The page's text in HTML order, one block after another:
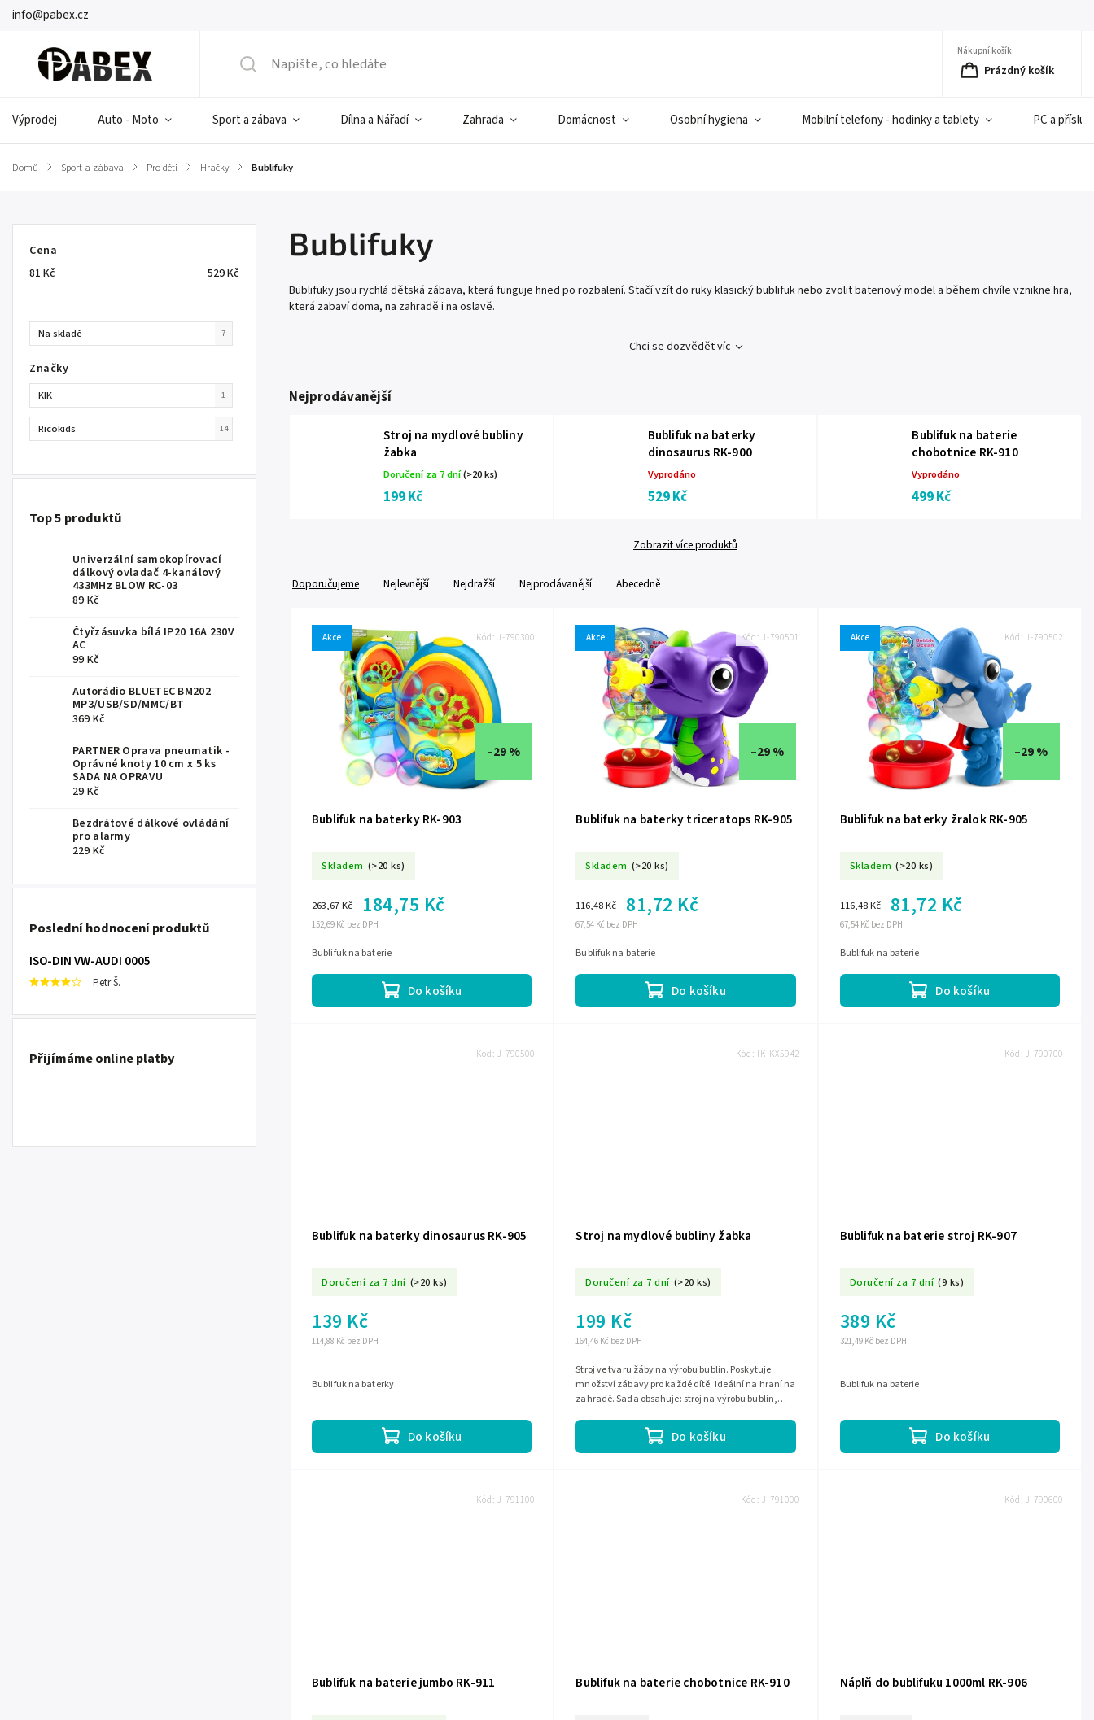
info@pabex.cz
Nákupní košík
Prázdný košík
Výprodej Auto - Moto Sport a zábava Dílna a Nářadí Zahrada Domácnost Osobní hygiena Mobilní telefony - hodinky a tablety PC a
Domů / Sport a zábava / Pro děti / Hračky / Bublifuky
Cena
81 Kč 529Kč
Na skladě 7
Značky
KIK 1
Ricokids 14
Top 5 produktů
Univerzální samokopírovací
dálkový ovladač 4-kanálový
433MHz BLOW RC-03
89 Kč
Čtyřzásuvka bílá IP20 16A 230V
AC
99 Kč
Autorádio BLUETEC BM202
MP3/USB/SD/MMC/BT
369 Kč
PARTNER Oprava pneumatik -
Oprávné knoty 10 cm x 5 ks
SADA NA OPRAVU
29 Kč
Bezdrátové dálkové ovládání
pro alarmy
229 Kč
Poslední hodnocení produktů
ISO-DIN VW-AUDI 0005
Petr Š.
Přijímáme online platby
Bublifuky
Bublifuky jsou rychlá dětská zábava, která funguje hned po rozbalení. Stačí vzít do ruky klasický bublifuk nebo zvolit bateriový model a během chvíle vznikne hra,
která zabaví doma, na zahradě i na oslavě.
Chci se dozvědět víc
Nejprodávanější
Stroj na mydlové bubliny
žabka
Doručení za 7 dní(>20 ks)
199 Kč
Bublifuk na baterky
dinosaurus RK-900
Vyprodáno
529 Kč
Bublifuk na baterie
chobotnice RK-910
Vyprodáno
499 Kč
Zobrazit více produktů
Doporučujeme Nejlevnější Nejdražší Nejprodávanější Abecedně
Akce
–29 %
Bublifuk na baterky RK-903
Skladem (>20 ks)
152,69 Kč bez DPH
263,67 Kč 184,75 Kč
Do košíku
Bublifuk na baterie
Kód:J-790300 Akce
–29 %
Bublifuk na baterky triceratops RK-905
Skladem (>20 ks)
67,54 Kč bez DPH
116,48 Kč 81,72 Kč
Do košíku
Bublifuk na baterie
Kód: J-790501 Akce
–29 %
Bublifuk na baterky žralok RK-905
Skladem (>20 ks)
67,54 Kč bez DPH
116,48 Kč 81,72 Kč
Do košíku
Bublifuk na baterie
Kód: J-790502
Bublifuk na baterky dinosaurus RK-905
Doručení za 7 dní (>20 ks)
114,88 Kč bez DPH
139 Kč
Do košíku
Bublifuk na baterky
Kód:J-790500
Stroj na mydlové bubliny žabka
Doručení za 7 dní (>20 ks)
164,46 Kč bez DPH
199 Kč
Do košíku
Stroj ve tvaru žáby na výrobu bublin. Poskytuje
množství zábavy pro každé dítě. Ideální na hraní na
zahradě. Sada obsahuje: stroj na výrobu bublin,
Kód: IK-KX5942
Bublifuk na baterie stroj RK-907
Doručení za 7 dní (9 ks)
321,49 Kč bez DPH
389 Kč
Do košíku
Bublifuk na baterie
Kód: J-790700
Bublifuk na baterie jumbo RK-911
Kód:J-791100
Bublifuk na baterie chobotnice RK-910
Kód: J-791000
Náplň do bublifuku 1000ml RK-906
Kód: J-790600